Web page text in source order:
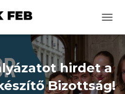
A
I
Á
C
I
hirdet a
Bizottság!